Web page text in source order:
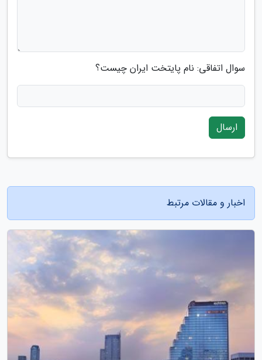
سوال اتفاقی: نام پایتخت ایران چیست؟
ارسال
اخبار و مقالات مرتبط